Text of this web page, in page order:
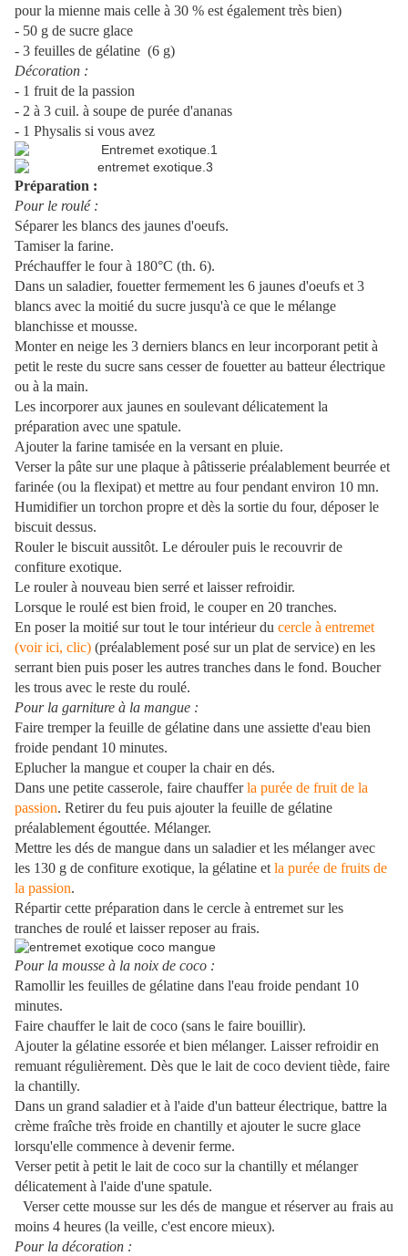
pour la mienne mais celle à 30 % est également très bien)
- 50 g de sucre glace
- 3 feuilles de gélatine (6 g)
Décoration :
- 1 fruit de la passion
- 2 à 3 cuil. à soupe de purée d'ananas
- 1 Physalis si vous avez
Préparation :
Pour le roulé :
Séparer les blancs des jaunes d'oeufs.
Tamiser la farine.
Préchauffer le four à 180°C (th. 6).
Dans un saladier, fouetter fermement les 6 jaunes d'oeufs et 3
blancs avec la moitié du sucre jusqu'à ce que le mélange
blanchisse et mousse.
Monter en neige les 3 derniers blancs en leur incorporant petit à
petit le reste du sucre sans cesser de fouetter au batteur électrique
ou à la main.
Les incorporer aux jaunes en soulevant délicatement la
préparation avec une spatule.
Ajouter la farine tamisée en la versant en pluie.
Verser la pâte sur une plaque à pâtisserie préalablement beurrée et
farinée (ou la flexipat) et mettre au four pendant environ 10 mn.
Humidifier un torchon propre et dès la sortie du four, déposer le
biscuit dessus.
Rouler le biscuit aussitôt. Le dérouler puis le recouvrir de
confiture exotique.
Le rouler à nouveau bien serré et laisser refroidir.
Lorsque le roulé est bien froid, le couper en 20 tranches.
En poser la moitié sur tout le tour intérieur du cercle à entremet
(voir ici, clic) (préalablement posé sur un plat de service) en les
serrant bien puis poser les autres tranches dans le fond. Boucher
les trous avec le reste du roulé.
Pour la garniture à la mangue :
Faire tremper la feuille de gélatine dans une assiette d'eau bien
froide pendant 10 minutes.
Eplucher la mangue et couper la chair en dés.
Dans une petite casserole, faire chaufferla purée de fruit de la
passion. Retirer du feu puis ajouter la feuille de gélatine
préalablement égouttée. Mélanger.
Mettre les dés de mangue dans un saladier et les mélanger avec
les 130 g de confiture exotique, la gélatine et la purée de fruits de
la passion.
Répartir cette préparation dans le cercle à entremet sur les
tranches de roulé et laisser reposer au frais.
Pour la mousse à la noix de coco :
Ramollir les feuilles de gélatine dans l'eau froide pendant 10
minutes.
Faire chauffer le lait de coco (sans le faire bouillir).
Ajouter la gélatine essorée et bien mélanger. Laisser refroidir en
remuant régulièrement. Dès que le lait de coco devient tiède, faire
la chantilly.
Dans un grand saladier et à l'aide d'un batteur électrique, battre la
crème fraîche très froide en chantilly et ajouter le sucre glace
lorsqu'elle commence à devenir ferme.
Verser petit à petit le lait de coco sur la chantilly et mélanger
délicatement à l'aide d'une spatule.
Verser cette mousse sur les dés de mangue et réserver au frais au
moins 4 heures (la veille, c'est encore mieux).
Pour la décoration :